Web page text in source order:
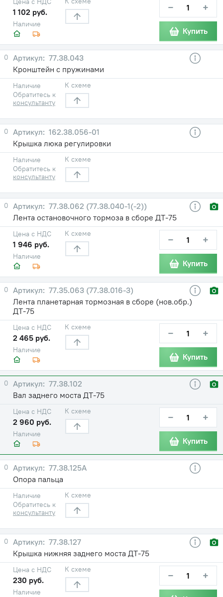
Наличие
1 102 руб. − +
Купить
0
77.38.043
Кронштейн с пружинами
Наличие
Обратитесь к
консультанту
К схеме
0
162.38.056-01
Крышка люка регулировки
Наличие
Обратитесь к
консультанту
К схеме
0
77.38.062 (77.38.040-1(-2))
Лента остановочного тормоза в сборе ДТ-75
Наличие
Цена с НДС
1 946 руб.
К схеме − +
Купить
0
77.35.063 (77.38.016-3)
Лента планетарная тормозная в сборе (нов.обр.)
ДТ-75
Наличие
Цена с НДС
2 465 руб.
К схеме − +
Купить
0
77.38.102
Вал заднего моста ДТ-75
Наличие
Цена с НДС
2 960 руб.
К схеме − +
Купить
0
77.38.125А
Опора пальца
Наличие
Обратитесь к
консультанту
К схеме
0
77.38.127
Крышка нижняя заднего моста ДТ-75
Наличие
Цена с НДС
230 руб.
К схеме − +